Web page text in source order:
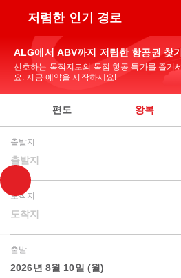
저렴한 인기 경로
ALG에서 ABV까지 저렴한 항공권 찾기
선호하는 목적지로의 독점 항공 특가를 즐기세
요. 지금 예약을 시작하세요!
편도 왕복
출발지
출발지
도착지
도착지
출발
2026년 8월 10일 (월)